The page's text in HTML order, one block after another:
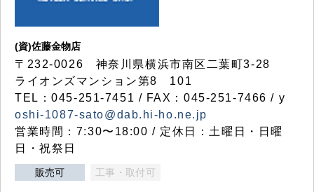
(資)佐藤金物店
〒232-0026 神奈川県横浜市南区二葉町3-28
ライオンズマンション第8 101
TEL：045-251-7451 / FAX：045-251-7466 / y
oshi-1087-sato@dab.hi-ho.ne.jp
営業時間：7:30〜18:00 / 定休日：土曜日・日曜
日・祝祭日
販売可 工事・取付可